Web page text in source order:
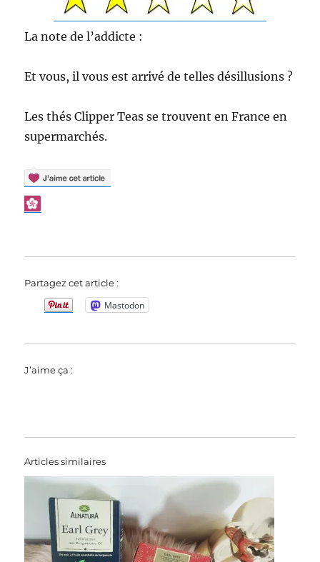
La note de l’addicte :
Et vous, il vous est arrivé de telles désillusions ?
Les thés Clipper Teas se trouvent en France en
supermarchés.
Partagez cet article :
Mastodon
J’aime ça :
Articles similaires